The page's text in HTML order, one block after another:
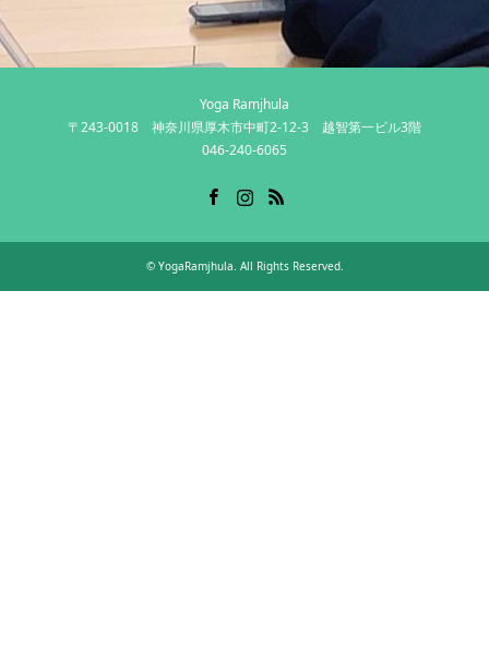
Yoga Ramjhula
〒243-0018 神奈川県厚木市中町2-12-3 越智第一ビル3階
046-240-6065
© YogaRamjhula . All Rights Reserved.